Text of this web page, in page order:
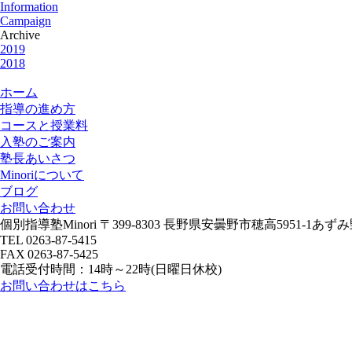
Information
Campaign
Archive
2019
2018
ホーム
指導の進め方
コースと授業料
入塾のご案内
塾長あいさつ
Minoriについて
ブログ
お問い合わせ
個別指導塾Minori 〒399-8303 長野県安曇野市穂高5951-1あず
TEL 0263-87-5415
FAX 0263-87-5425
電話受付時間：14時～22時(日曜日休校)
お問い合わせはこちら